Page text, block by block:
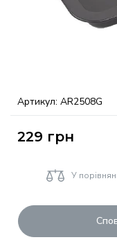
Артикул: AR2508G
229 грн
У